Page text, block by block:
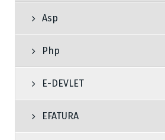
Asp
Php
E-DEVLET
EFATURA